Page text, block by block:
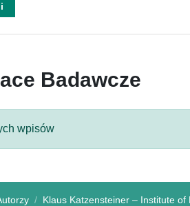
Badawcze
wpisów
Klaus Katzensteiner – Institute